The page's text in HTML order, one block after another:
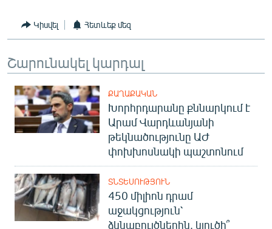
English
«Ազատության» բոլոր կայքերը
Կիսվել Հետևեք մեզ
Շարունակել կարդալ
ՔԱՂԱՔԱԿԱՆ
Խորհրդարանը քննարկում է
Արամ Վարդևանյանի
թեկնածությունը ԱԺ
փոխխոսնակի պաշտոնում
ՏՆՏԵՍՈՒԹՅՈՒՆ
450 միլիոն դրամ
աջակցություն՝
ձկնաբույծներին. կլուծի՞